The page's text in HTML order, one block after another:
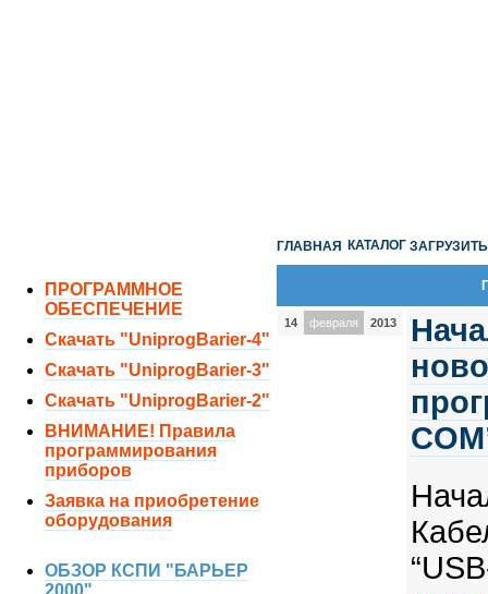
ПРОГРАММНОЕ
ОБЕСПЕЧЕНИЕ
Скачать "UniprogBarier-4"
Скачать "UniprogBarier-3"
Скачать "UniprogBarier-2"
ВНИМАНИЕ! Правила
программирования
приборов
Заявка на приобретение
оборудования
ОБЗОР КСПИ "БАРЬЕР
2000"
ГЛАВНАЯ КАТАЛОГ ЗАГРУЗИТЬ
14 февраля 2013